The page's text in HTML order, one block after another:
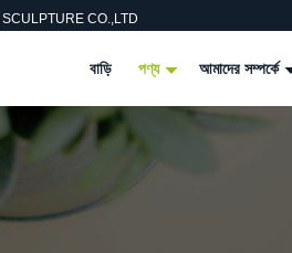
CO.,LTD
বাড়ি পণ্য আমাদের সম্পর্কে